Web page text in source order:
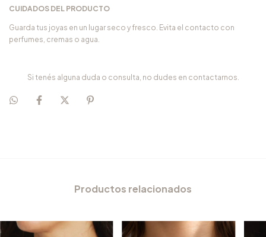
CUIDADOS DEL PRODUCTO
Guarda tus joyas en un lugar seco y fresco. Evita el contacto con
perfumes, cremas o agua.
Si tenés alguna duda o consulta, no dudes en contactarnos.
Productos relacionados